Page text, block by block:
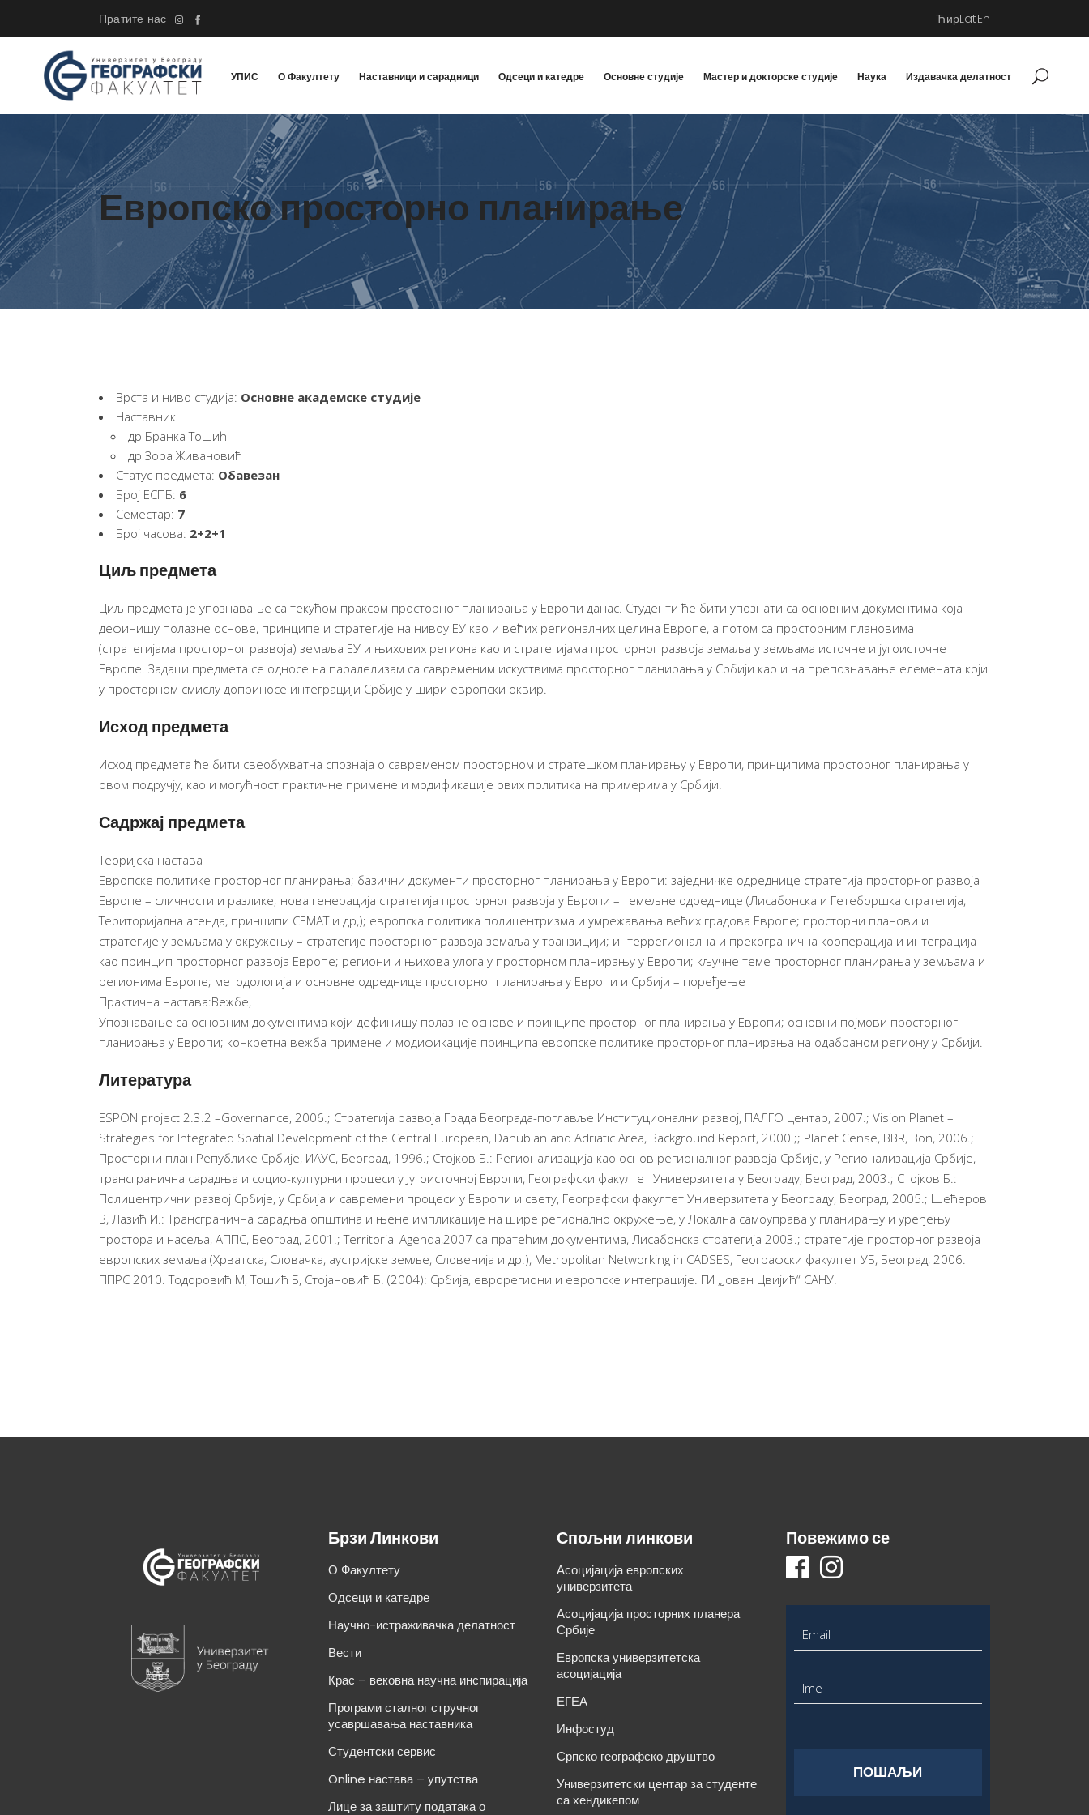
Пратите нас ЋирLatEn
УПИС О Факултету Наставници и сарадници Одсеци и катедре Основне студије Мастер и докторске студије Наука Издавачка делатност
Европско просторно планирање
Врста и ниво студија: Основне академске студије
Наставник
др Бранка Тошић
др Зора Живановић
Статус предмета: Обавезан
Број ЕСПБ: 6
Семестар: 7
Број часова: 2+2+1
Циљ предмета
Циљ предмета је упознавање са текућом праксом просторног планирања у Европи данас. Студенти ће бити упознати са основним документима која
дефинишу полазне основе, принципе и стратегије на нивоу ЕУ као и већих регионалних целина Европе, а потом са просторним плановима
(стратегијама просторног развоја) земаља ЕУ и њихових региона као и стратегијама просторног развоја земаља у земљама источне и југоисточне
Европе. Задаци предмета се односе на паралелизам са савременим искуствима просторног планирања у Србији као и на препознавање елемената који
у просторном смислу доприносе интеграцији Србије у шири европски оквир.
Исход предмета
Исход предмета ће бити свеобухватна спознаја о савременом просторном и стратешком планирању у Европи, принципима просторног планирања у
овом подручју, као и могућност практичне примене и модификације ових политика на примерима у Србији.
Садржај предмета
Теоријска настава
Европске политике просторног планирања; базични документи просторног планирања у Европи: заједничке одреднице стратегија просторног развоја
Европе – сличности и разлике; нова генерација стратегија просторног развоја у Европи – темељне одреднице (Лисабонска и Гетеборшка стратегија,
Територијална агенда, принципи CEMAT и др,); европска политика полицентризма и умрежавања већих градова Европе; просторни планови и
стратегије у земљама у окружењу – стратегије просторног развоја земаља у транзицији; интеррегионална и прекогранична кооперација и интеграција
као принцип просторног развоја Европе; региони и њихова улога у просторном планирању у Европи; кључне теме просторног планирања у земљама и
регионима Европе; методологија и основне одреднице просторног планирања у Европи и Србији – поређење
Практична настава:Вежбе,
Упознавање са основним документима који дефинишу полазне основе и принципе просторног планирања у Европи; основни појмови просторног
планирања у Европи; конкретна вежба примене и модификације принципа европске политике просторног планирања на одабраном региону у Србији.
Литература
ESPON project 2.3.2 –Governance, 2006.; Стратегија развоја Града Београда-поглавље Институционални развој, ПАЛГО центар, 2007.; Vision Planet –
Strategies for Integrated Spatial Development of the Central European, Danubian and Adriatic Area, Background Report, 2000.;; Planet Cense, BBR, Bon, 2006.;
Просторни план Републике Србије, ИАУС, Београд, 1996.; Стојков Б.: Регионализација као основ регионалног развоја Србије, у Регионализација Србије,
трансгранична сарадња и социо-културни процеси у Југоисточној Европи, Географски факултет Универзитета у Београду, Београд, 2003.; Стојков Б.:
Полицентрични развој Србије, у Србија и савремени процеси у Европи и свету, Географски факултет Универзитета у Београду, Београд, 2005.; Шећеров
В, Лазић И.: Трансгранична сарадња општина и њене импликације на шире регионално окружење, у Локална самоуправа у планирању и уређењу
простора и насеља, АППС, Београд, 2001.; Territorial Agenda,2007 са пратећим документима, Лисабонска стратегија 2003.; стратегије просторног развоја
европских земаља (Хрватска, Словачка, аустријске земље, Словенија и др.), Меtropolitan Networking in CADSES, Географски факултет УБ, Београд, 2006.
ППРС 2010. Тодоровић М, Тошић Б, Стојановић Б. (2004): Србија, еврорегиони и европске интеграције. ГИ „Јован Цвијић“ САНУ.
Брзи Линкови
О Факултету
Одсеци и катедре
Научно-истраживачка делатност
Вести
Крас – вековна научна инспирација
Програми сталног стручног
усавршавања наставника
Студентски сервис
Online настава – упутства
Лице за заштиту података о
Спољни линкови
Асоцијација европских
универзитета
Асоцијација просторних планера
Србије
Европска универзитетска
асоцијација
ЕГЕА
Инфостуд
Српско географско друштво
Универзитетски центар за студенте
са хендикепом
Повежимо се